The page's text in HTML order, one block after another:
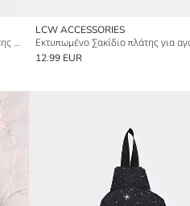
Spider-Man Εκτυπωμένο Σακίδιο πλάτης για αγόρια
LCW ACCESSORIES
Εκτυπωμένο Σακίδιο πλάτης για
12.99 EUR